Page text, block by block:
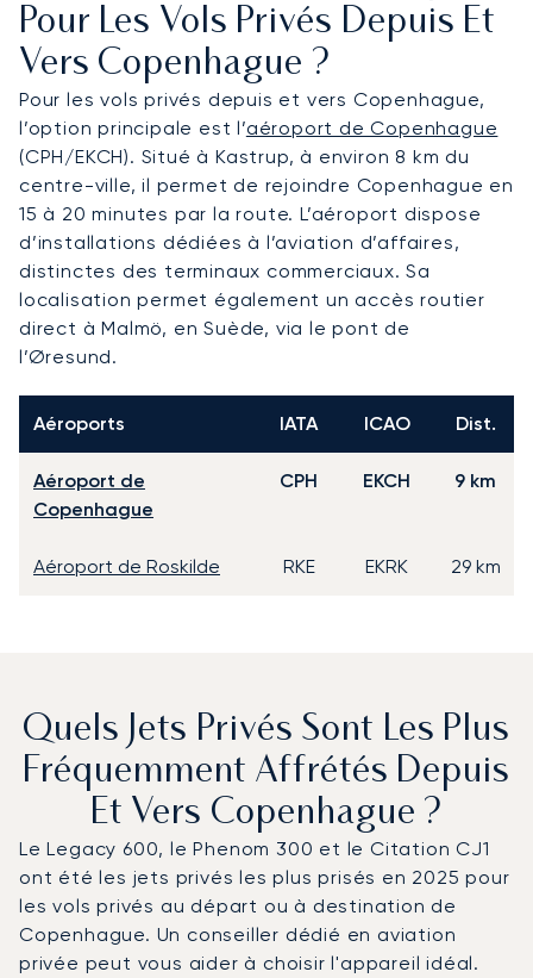
Pour Les Vols Privés Depuis Et
Vers Copenhague ?
Pour les vols privés depuis et vers Copenhague,
l’option principale est l’aéroport de Copenhague
(CPH/EKCH). Situé à Kastrup, à environ 8 km du
centre-ville, il permet de rejoindre Copenhague en
15 à 20 minutes par la route. L’aéroport dispose
d’installations dédiées à l’aviation d’affaires,
distinctes des terminaux commerciaux. Sa
localisation permet également un accès routier
direct à Malmö, en Suède, via le pont de
l’Øresund.
Aéroports IATA ICAO Dist.
Aéroport de
Copenhague
CPH EKCH 9 km
Aéroport de Roskilde RKE EKRK 29 km
Quels Jets Privés Sont Les Plus
Fréquemment Affrétés Depuis
Et Vers Copenhague ?
Le Legacy 600, le Phenom 300 et le Citation CJ1
ont été les jets privés les plus prisés en 2025 pour
les vols privés au départ ou à destination de
Copenhague. Un conseiller dédié en aviation
privée peut vous aider à choisir l'appareil idéal.